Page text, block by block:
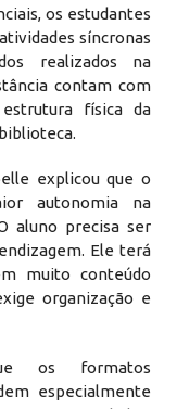
os estudantes
síncronas
realizados na
contam com
física da
explicou que o
autonomia na
aluno precisa ser
Ele terá
muito conteúdo
organização e
os formatos
especialmente